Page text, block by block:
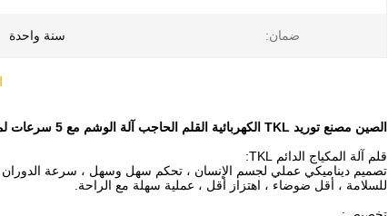
ضمان: سنة واحدة
الصين مصنع توريد TKL الكهربائية القلم الحاجب آلة الوشم مع 5 سرعات لملحقات وشم الحاجب
قلم آلة المكياج الدائم TKL:
للسلامة ، أقل ضوضاء ، اهتزاز أقل ، عملية سهلة مع الراحة.